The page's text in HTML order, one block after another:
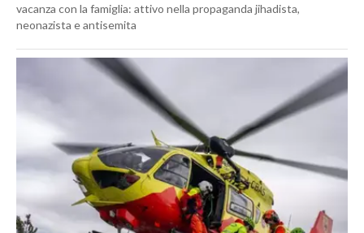
vacanza con la famiglia: attivo nella propaganda jihadista,
neonazista e antisemita